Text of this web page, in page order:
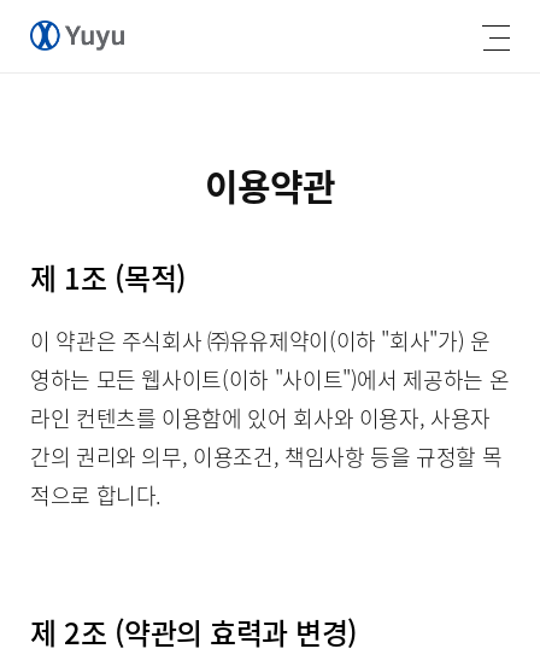
이용약관
제 1조 (목적)
이 약관은 주식회사 ㈜유유제약이(이하 "회사"가) 운
영하는 모든 웹사이트(이하 "사이트")에서 제공하는 온
라인 컨텐츠를 이용함에 있어 회사와 이용자, 사용자
간의 권리와 의무, 이용조건, 책임사항 등을 규정할 목
적으로 합니다.
제 2조 (약관의 효력과 변경)